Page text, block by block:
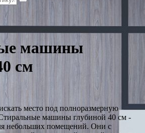
машины
см
место под полноразмерную
машины глубиной 40 см -
небольших помещений. Они с